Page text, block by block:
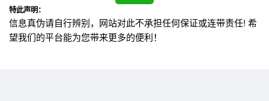
特此声明：
信息真伪请自行辨别，网站对此不承担任何保证或连带责任! 希
望我们的平台能为您带来更多的便利！